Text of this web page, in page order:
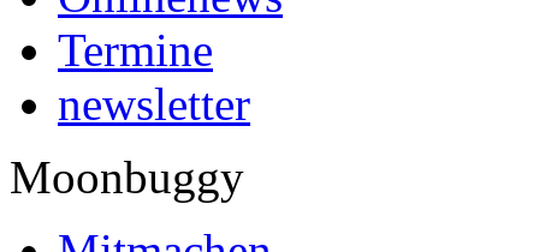
Termine
newsletter
Moonbuggy